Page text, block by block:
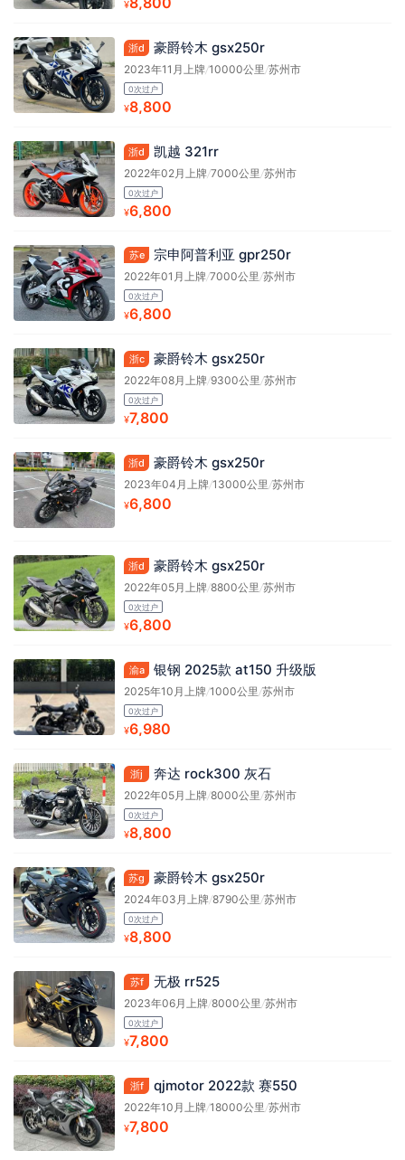
¥
浙d 豪爵铃木 gsx250r
2023年11月上牌/10000公里 /苏州市
0次过户
¥8,800
浙d 凯越 321rr
2022年02月上牌/7000公里 /苏州市
0次过户
¥6,800
苏e 宗申阿普利亚 gpr250r
2022年01月上牌/7000公里/苏州市
0次过户
¥6,800
浙c 豪爵铃木 gsx250r
2022年08月上牌/9300公里/苏州市
0次过户
¥7,800
浙d 豪爵铃木 gsx250r
2023年04月上牌/13000公里/苏州市
¥6,800
浙d 豪爵铃木 gsx250r
2022年05月上牌/8800公里/苏州市
0次过户
¥6,800
渝a 银钢 2025款 at150 升级版
2025年10月上牌/1000公里/苏州市
0次过户
¥6,980
浙j 奔达 rock300 灰石
2022年05月上牌/8000公里/苏州市
0次过户
¥8,800
苏g 豪爵铃木 gsx250r
2024年03月上牌/8790公里/苏州市
0次过户
¥8,800
苏f 无极 rr525
2023年06月上牌/8000公里 /苏州市
0次过户
¥7,800
浙f qjmotor 2022款 赛550
2022年10月上牌/18000公里 /苏州市
¥7,800